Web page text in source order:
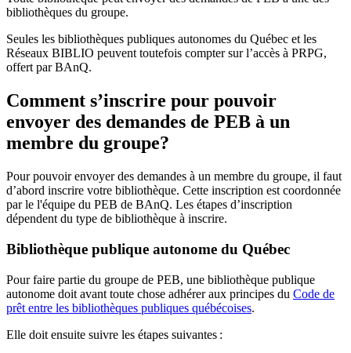
bibliothèques du groupe.
Seules les bibliothèques publiques autonomes du Québec et les
Réseaux BIBLIO peuvent toutefois compter sur l’accès à PRPG,
offert par BAnQ.
Comment s’inscrire pour pouvoir
envoyer des demandes de PEB à un
membre du groupe?
Pour pouvoir envoyer des demandes à un membre du groupe, il faut
d’abord inscrire votre bibliothèque. Cette inscription est coordonnée
par le l'équipe du PEB de BAnQ. Les étapes d’inscription
dépendent du type de bibliothèque à inscrire.
Bibliothèque publique autonome du Québec
Pour faire partie du groupe de PEB, une bibliothèque publique
autonome doit avant toute chose adhérer aux principes du Code de
prêt entre les bibliothèques publiques québécoises.
Elle doit ensuite suivre les étapes suivantes :